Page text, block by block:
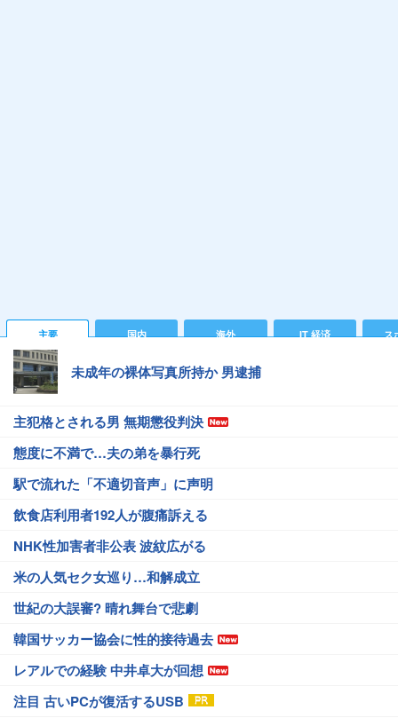
主要 国内 海外 IT 経済 ス
未成年の裸体写真所持か 男逮捕
主犯格とされる男 無期懲役判決
態度に不満で…夫の弟を暴行死
駅で流れた「不適切音声」に声明
飲食店利用者192人が腹痛訴える
NHK性加害者非公表 波紋広がる
米の人気セク女巡り…和解成立
世紀の大誤審? 晴れ舞台で悲劇
韓国サッカー協会に性的接待過去
レアルでの経験 中井卓大が回想
注目 古いPCが復活するUSB